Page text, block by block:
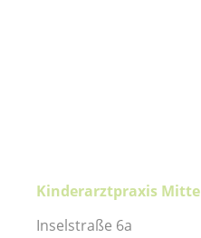
Kinderarztpraxis Mitte
Inselstraße 6a